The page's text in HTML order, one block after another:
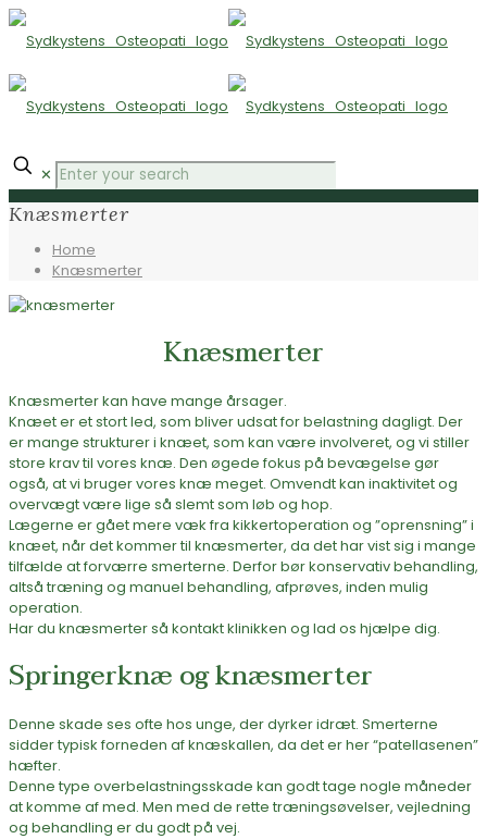
✕
Knæsmerter
Home
Knæsmerter
Knæsmerter
Knæsmerter kan have mange årsager.
Knæet er et stort led, som bliver udsat for belastning dagligt. Der
er mange strukturer i knæet, som kan være involveret, og vi stiller
store krav til vores knæ. Den øgede fokus på bevægelse gør
også, at vi bruger vores knæ meget. Omvendt kan inaktivitet og
overvægt være lige så slemt som løb og hop.
Lægerne er gået mere væk fra kikkertoperation og ”oprensning” i
knæet, når det kommer til knæsmerter, da det har vist sig i mange
tilfælde at forværre smerterne. Derfor bør konservativ behandling,
altså træning og manuel behandling, afprøves, inden mulig
operation.
Har du knæsmerter så kontakt klinikken og lad os hjælpe dig.
Springerknæ og knæsmerter
Denne skade ses ofte hos unge, der dyrker idræt. Smerterne
sidder typisk forneden af knæskallen, da det er her “patellasenen”
hæfter.
Denne type overbelastningsskade kan godt tage nogle måneder
at komme af med. Men med de rette træningsøvelser, vejledning
og behandling er du godt på vej.